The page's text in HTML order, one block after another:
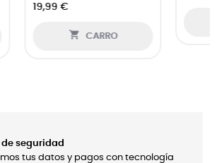

seguridad
tus datos y pagos con tecnología